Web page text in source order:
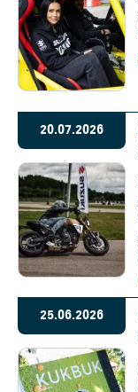
20.07.2026
25.06.2026